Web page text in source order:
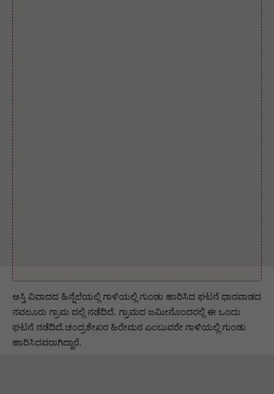
ಆಸ್ತಿ ವಿವಾದದ ಹಿನ್ನೆಲೆಯಲ್ಲಿ ಗಾಳಿಯಲ್ಲಿ ಗುಂಡು ಹಾರಿಸಿದ ಘಟನೆ ಧಾರವಾಡದ
ನವಲೂರು ಗ್ರಾಮ ದಲ್ಲಿ ನಡೆದಿದೆ. ಗ್ರಾಮದ ಜಮೀನೊಂದರಲ್ಲಿ ಈ ಒಂದು
ಘಟನೆ ನಡೆದಿದೆ.ಚಂದ್ರಶೇಖರ ಹಿರೇಮಠ ಎಂಬುವರೇ ಗಾಳಿಯಲ್ಲಿ ಗುಂಡು
ಹಾರಿಸಿದವರಾಗಿದ್ದಾರೆ.